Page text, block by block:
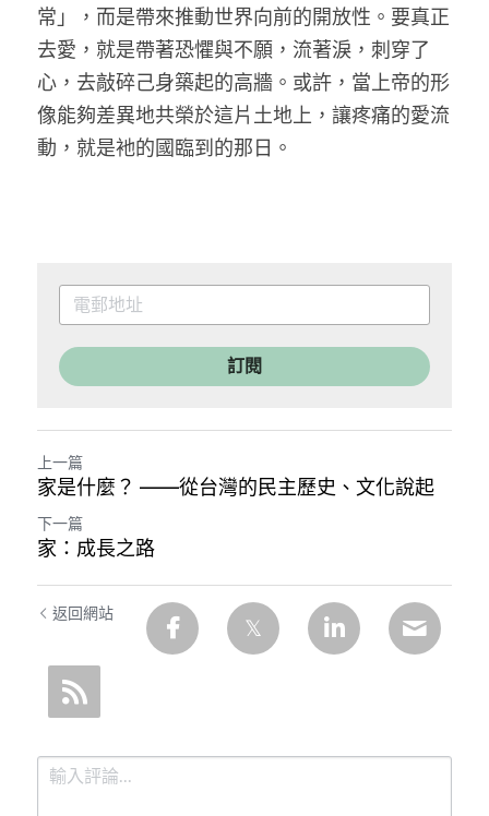
常」，而是帶來推動世界向前的開放性。要真正
去愛，就是帶著恐懼與不願，流著淚，刺穿了
心，去敲碎己身築起的高牆。或許，當上帝的形
像能夠差異地共榮於這片土地上，讓疼痛的愛流
動，就是衪的國臨到的那日。
訂閱
上一篇
家是什麼？ ——從台灣的民主歷史、文化說起
下一篇
家：成長之路
返回網站